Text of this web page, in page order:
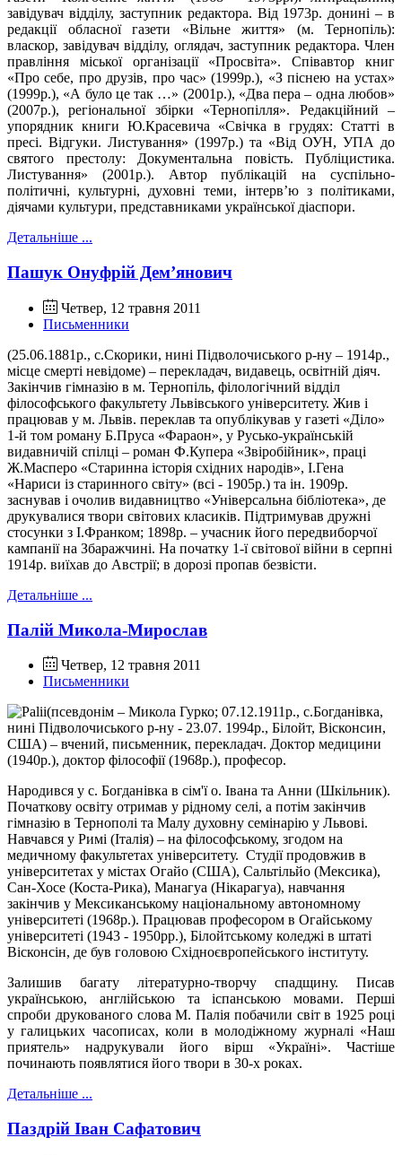
завідувач відділу, заступник редактора. Від 1973р. донині – в
редакції обласної газети «Вільне життя» (м. Тернопіль):
власкор, завідувач відділу, оглядач, заступник редактора. Член
правління міської організації «Просвіта». Співавтор книг
«Про себе, про друзів, про час» (1999р.), «З піснею на устах»
(1999р.), «А було це так …» (2001р.), «Два пера – одна любов»
(2007р.), регіональної збірки «Тернопілля». Редакційний –
упорядник книги Ю.Красевича «Свічка в грудях: Статті в
пресі. Відгуки. Листування» (1997р.) та «Від ОУН, УПА до
святого престолу: Документальна повість. Публіцистика.
Листування» (2001р.). Автор публікацій на суспільно-
політичні, культурні, духовні теми, інтерв’ю з політиками,
діячами культури, представниками української діаспори.
Детальніше ...
Пашук Онуфрій Дем’янович
Четвер, 12 травня 2011
Письменники
(25.06.1881р., с.Скорики, нині Підволочиського р-ну – 1914р.,
місце смерті невідоме) – перекладач, видавець, освітній діяч.
Закінчив гімназію в м. Тернопіль, філологічний відділ
філософського факультету Львівського університету. Жив і
працював у м. Львів. переклав та опублікував у газеті «Діло»
1-й том роману Б.Пруса «Фараон», у Русько-українській
видавничій спілці – роман Ф.Купера «Звіробійник», праці
Ж.Масперо «Старинна історія східних народів», І.Гена
«Нариси із старинного світу» (всі - 1905р.) та ін. 1909р.
заснував і очолив видавництво «Універсальна бібліотека», де
друкувалися твори світових класиків. Підтримував дружні
стосунки з І.Франком; 1898р. – учасник його передвиборчої
кампанії на Збаражчині. На початку 1-ї світової війни в серпні
1914р. виїхав до Австрії; в дорозі пропав безвісти.
Детальніше ...
Палій Микола-Мирослав
Четвер, 12 травня 2011
Письменники
(псевдонім – Микола Гурко; 07.12.1911р., с.Богданівка,
нині Підволочиського р-ну - 23.07. 1994р., Білойт, Вісконсин,
США) – вчений, письменник, перекладач. Доктор медицини
(1940р.), доктор філософії (1968р.), професор.
Народився у с. Богданівка в сім'ї о. Івана та Анни (Шкільник).
Початкову освіту отримав у рідному селі, а потім закінчив
гімназію в Тернополі та Малу духовну семінарію у Львові.
Навчався у Римі (Італія) – на філософському, згодом на
медичному факультетах університету. Студії продовжив в
університетах у містах Огайо (США), Сальтільйо (Мексика),
Сан-Хосе (Коста-Рика), Манагуа (Нікарагуа), навчання
закінчив у Мексиканському національному автономному
університеті (1968р.). Працював професором в Огайському
університеті (1943 - 1950рр.), Білойтському коледжі в штаті
Вісконсін, де був головою Східноєвропейського інституту.
Залишив багату літературно-творчу спадщину. Писав
українською, англійською та іспанською мовами. Перші
спроби друкованого слова М. Палія побачили світ в 1925 році
у галицьких часописах, коли в молодіжному журналі «Наш
приятель» надрукували його вірш «Україні». Частіше
починають появлятися його твори в 30-х роках.
Детальніше ...
Паздрій Іван Сафатович